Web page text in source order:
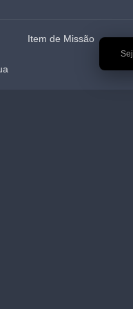
🎉
Item de Missão